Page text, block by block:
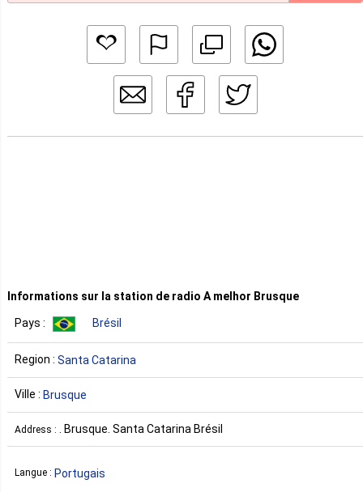
Informations sur la station de radio A melhor Brusque
Pays : Brésil
Region : Santa Catarina
Ville : Brusque
Address : . Brusque. Santa Catarina Brésil
Langue : Portugais